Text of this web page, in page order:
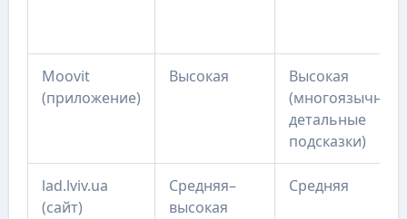
Moovit
(приложение)
Высокая
Высокая
(многоязычный,
детальные
подсказки)
lad.lviv.ua
(сайт)
Средняя–
высокая
Средняя